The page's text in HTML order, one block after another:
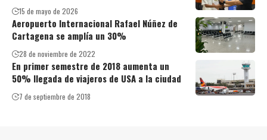
15 de mayo de 2026
Aeropuerto Internacional Rafael Núñez de
Cartagena se amplía un 30%
28 de noviembre de 2022
En primer semestre de 2018 aumenta un
50% llegada de viajeros de USA a la ciudad
7 de septiembre de 2018